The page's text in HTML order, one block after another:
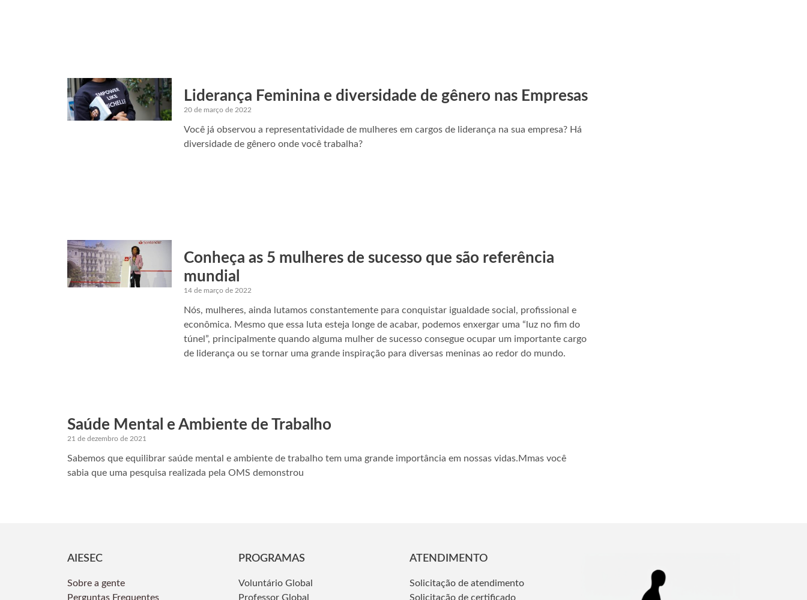
Liderança Feminina e diversidade de gênero nas Empresas
20 de março de 2022
Você já observou a representatividade de mulheres em cargos de liderança na sua empresa? Há
diversidade de gênero onde você trabalha?
Conheça as 5 mulheres de sucesso que são referência
mundial
14 de março de 2022
Nós, mulheres, ainda lutamos constantemente para conquistar igualdade social, profissional e
econômica. Mesmo que essa luta esteja longe de acabar, podemos enxergar uma “luz no fim do
túnel”, principalmente quando alguma mulher de sucesso consegue ocupar um importante cargo
de liderança ou se tornar uma grande inspiração para diversas meninas ao redor do mundo.
Saúde Mental e Ambiente de Trabalho
21 de dezembro de 2021
Sabemos que equilibrar saúde mental e ambiente de trabalho tem uma grande importância em nossas vidas.Mmas você
sabia que uma pesquisa realizada pela OMS demonstrou
AIESEC
Sobre a gente
Perguntas Frequentes
PROGRAMAS
Voluntário Global
Professor Global
ATENDIMENTO
Solicitação de atendimento
Solicitação de certificado